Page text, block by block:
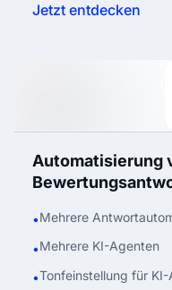
Jetzt entdecken
Automatisierung
•Mehrere
•Mehrere KI-Agenten
•Tonfeinstellung für